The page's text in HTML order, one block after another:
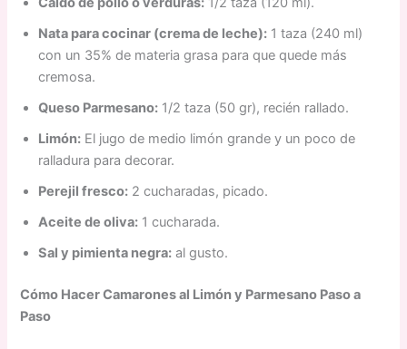
Nata para cocinar (crema de leche): 1 taza (240 ml)
con un 35% de materia grasa para que quede más
cremosa.
Queso Parmesano: 1/2 taza (50 gr), recién rallado.
Limón: El jugo de medio limón grande y un poco de
ralladura para decorar.
Perejil fresco: 2 cucharadas, picado.
Aceite de oliva: 1 cucharada.
Sal y pimienta negra: al gusto.
Cómo Hacer Camarones al Limón y Parmesano Paso a
Paso